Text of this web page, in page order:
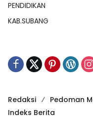
PENDIDIKAN
KAB.SUBANG
Redaksi Pedoman
Indeks Berita